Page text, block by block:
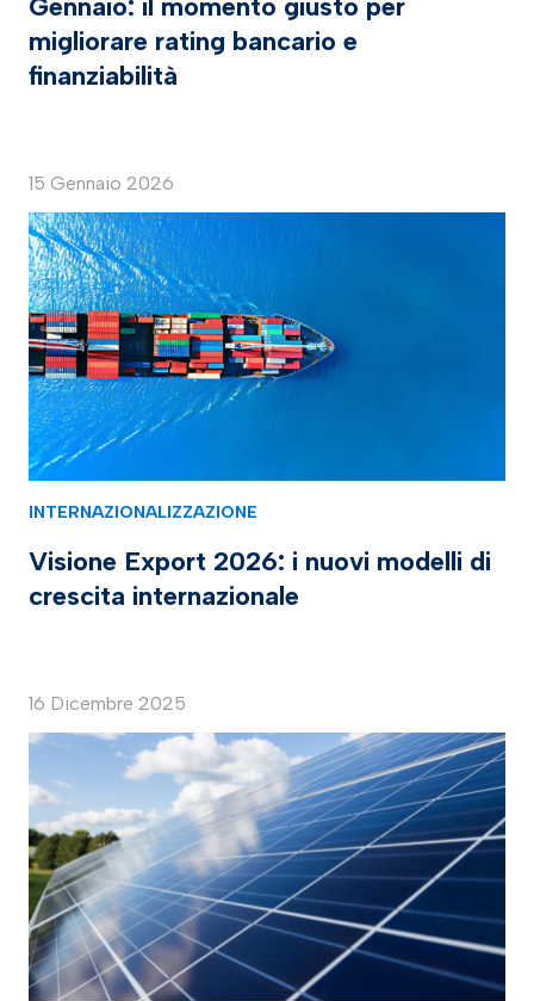
Gennaio: il momento giusto per
migliorare rating bancario e
finanziabilità
15 Gennaio 2026
INTERNAZIONALIZZAZIONE
Visione Export 2026: i nuovi modelli di
crescita internazionale
16 Dicembre 2025